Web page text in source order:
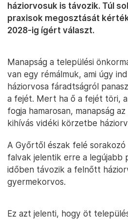
háziorvosuk is távozik. Túl
praxisok megosztását
2028-ig ígért választ.
Manapság a települési
van egy rémálmuk, ami úgy
háziorvosa fáradtságról
a fejét. Mert ha ő a fejét töri,
fogja hamarosan, manapság
kihívás vidéki körzetbe
A Győrtől észak felé sorakozó
falvak jelentik erre a legújabb
időben távozik a felnőtt
gyermekorvos.
Ez azt jelenti, hogy öt